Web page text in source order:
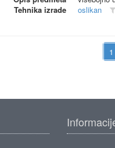
Tehnika izrade
oslikan